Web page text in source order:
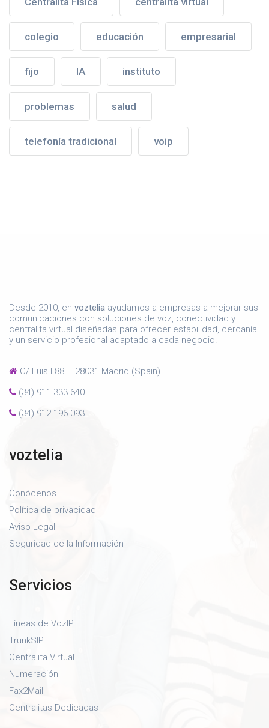
colegio educación empresarial
fijo IA instituto
problemas salud
telefonía tradicional voip
Desde 2010, en voztelia ayudamos a empresas a mejorar sus
comunicaciones con soluciones de voz, conectividad y
centralita virtual diseñadas para ofrecer estabilidad, cercanía
y un servicio profesional adaptado a cada negocio.
C/ Luis I 88 – 28031 Madrid (Spain)
(34) 911 333 640
(34) 912 196 093
voztelia
Conócenos
Política de privacidad
Aviso Legal
Seguridad de la Información
Servicios
Líneas de VozIP
TrunkSIP
Centralita Virtual
Numeración
Fax2Mail
Centralitas Dedicadas